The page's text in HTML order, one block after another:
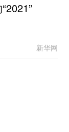
新华网